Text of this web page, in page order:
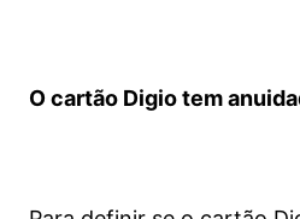
O cartão Digio tem